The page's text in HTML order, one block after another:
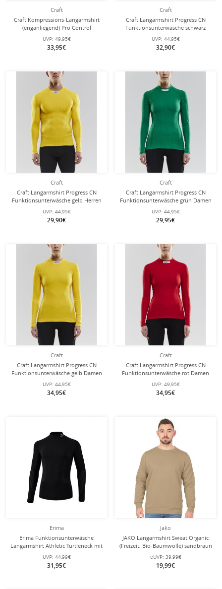
Craft
Craft Kompressions-Langarmshirt
(enganliegend) Pro Control
Unterwäsche gelb Herren
UVP: 49,95€
33,95€
Craft
Craft Langarmshirt Progress CN
Funktionsunterwäsche schwarz
Herren
UVP: 44,95€
32,90€
Craft
Craft Langarmshirt Progress CN
Funktionsunterwäsche gelb Herren
UVP: 44,95€
29,90€
Craft
Craft Langarmshirt Progress CN
Funktionsunterwäsche grün Damen
UVP: 44,95€
29,95€
Craft
Craft Langarmshirt Progress CN
Funktionsunterwäsche gelb Damen
UVP: 44,95€
34,95€
Craft
Craft Langarmshirt Progress CN
Funktionsunterwäsche rot Damen
UVP: 49,95€
34,95€
Erima
Erima Funktionsunterwäsche
Langarmshirt Athletic Turtleneck mit
Kragen (nahtlos) schwarz Herren
UVP: 44,99€
31,95€
Jako
JAKO Langarmshirt Sweat Organic
(Freizeit, Bio-Baumwolle) sandbraun
Herren
eUVP: 39,99€
19,99€